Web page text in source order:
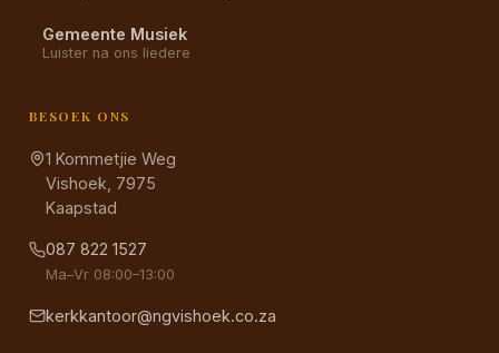
Gemeente Musiek
Luister na ons liedere
BESOEK ONS
1 Kommetjie Weg
Vishoek, 7975
Kaapstad
087 822 1527
Ma–Vr 08:00–13:00
kerkkantoor@ngvishoek.co.za